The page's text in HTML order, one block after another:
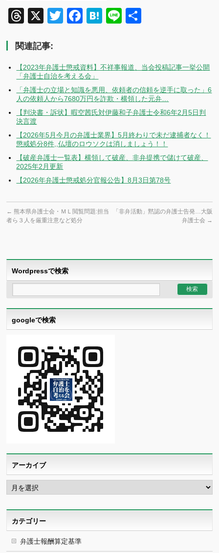
Threads
X Twitter
Facebook
Hatena
Line
関連記事:
【2023年弁護士懲戒資料】不祥事報道、当会投稿記事一挙公開
「弁護士自治を考える会」
「弁護士の立場と知識を悪用、依頼者の信頼を逆手に取った」6
人の依頼人から7680万円を詐欺・横領した元弁…
【判決書・訴状】暇空茜氏対伊藤和子弁護士令和6年2月5日判
決言渡
【2026年5月今月の弁護士業界】5月終わりで未だ逮捕者なく！
懲戒処分8件,,仏壇のロウソクは消しましょう！！
【破産弁護士一覧表】横領して破産、非弁提携で儲けて破産、
2025年2月更新
【2026年弁護士懲戒処分官報公告】8月3日第78号
← 熊本県弁護士会・ＭＬ閲覧問題:担当
者ら３人を厳重注意など処分
「非弁活動」黙認の弁護士告発…大阪
弁護士会 →
Wordpressで検索
googleで検索
アーカイブ
ア
ー
カ
カテゴリー
弁護士報酬算定基準